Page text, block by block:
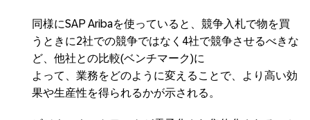
同様にSAP Aribaを使っていると、競争入札で物を買
うときに2社での競争ではなく4社で競争させるべきな
ど、他社との比較(ベンチマーク)に
よって、業務をどのように変えることで、より高い効
果や生産性を得られるかが示される。